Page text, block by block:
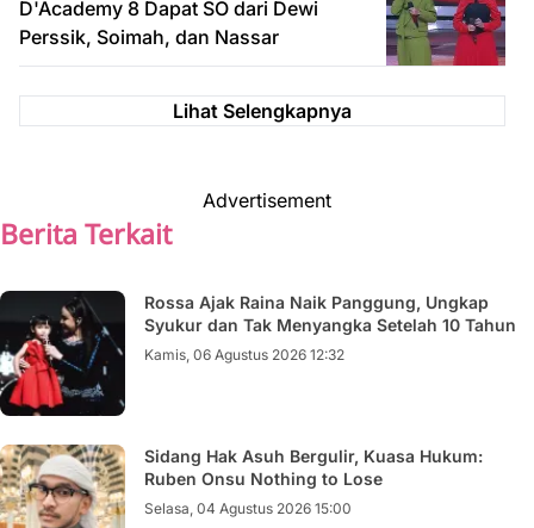
D'Academy 8 Dapat SO dari Dewi
Perssik, Soimah, dan Nassar
Lihat Selengkapnya
Advertisement
Berita Terkait
Rossa Ajak Raina Naik Panggung, Ungkap
Syukur dan Tak Menyangka Setelah 10 Tahun
Kamis, 06 Agustus 2026 12:32
Sidang Hak Asuh Bergulir, Kuasa Hukum:
Ruben Onsu Nothing to Lose
Selasa, 04 Agustus 2026 15:00